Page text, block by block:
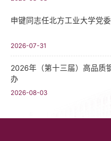
申键同志任北方工业大学党
2026-07-31
2026年（第十三届）高品质
办
2026-08-03